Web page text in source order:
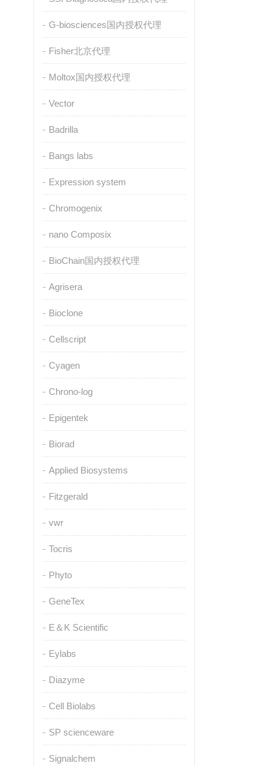
G-biosciences国内授权代理
Fisher北京代理
Moltox国内授权代理
Vector
Badrilla
Bangs labs
Expression system
Chromogenix
nano Composix
BioChain国内授权代理
Agrisera
Bioclone
Cellscript
Cyagen
Chrono-log
Epigentek
Biorad
Applied Biosystems
Fitzgerald
vwr
Tocris
Phyto
GeneTex
E＆K Scientific
Eylabs
Diazyme
Cell Biolabs
SP scienceware
Signalchem